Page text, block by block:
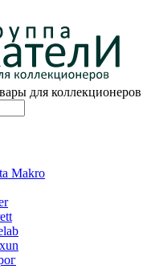
для коллекционеров
Makro